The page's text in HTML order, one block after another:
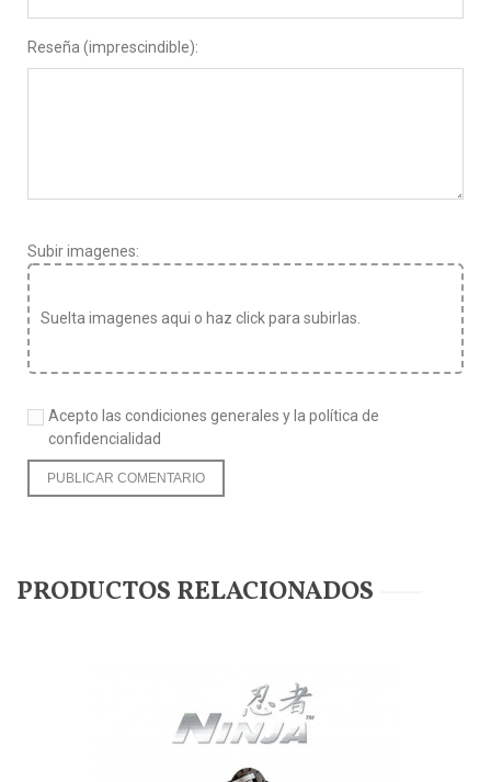
Reseña (imprescindible):
Subir imagenes:
Suelta imagenes aqui o haz click para subirlas.
Acepto las condiciones generales y la política de
confidencialidad
PRODUCTOS RELACIONADOS